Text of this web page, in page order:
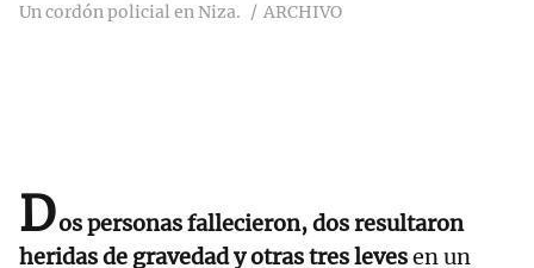
Un cordón policial en Niza. ARCHIVO
Dos personas fallecieron, dos resultaron
heridas de gravedad y otras tres levesen un